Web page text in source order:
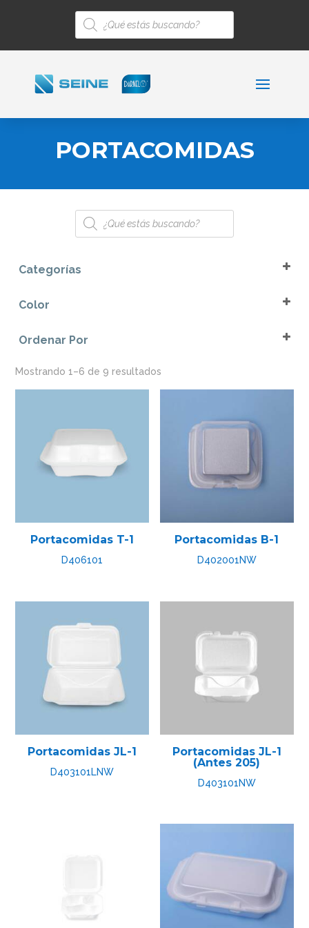
Búsqueda
de
productos
PORTACOMIDAS
Búsqueda
de
productos
Categorías
Color
Ordenar Por
Mostrando 1–6 de 9 resultados
Portacomidas T-1
D406101
Portacomidas B-1
D402001NW
Portacomidas JL-1
D403101LNW
Portacomidas JL-1
(Antes 205)
D403101NW